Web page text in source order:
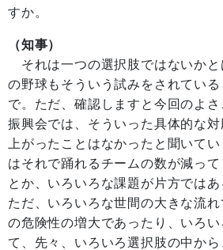
すか。
（知事）
それは一つの選択肢ではないかと
の野球もそういう試みをされてい
で。ただ、確認しますと今回のよさ
振興会では、そういった具体的な
上がったことはなかったと聞いて
はそれで踊れるチームの数が減っ
とか、いろいろな課題が片方ではあ
ただ、いろいろな世間の大きな流
の危険性の増大であったり、いろい
て、先々、いろいろ選択肢の中から